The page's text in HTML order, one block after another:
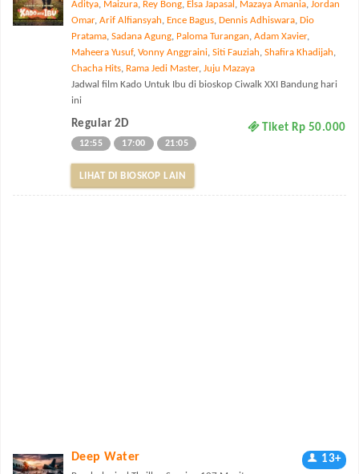
Aditya, Maizura, Rey Bong, Elsa Japasal , Mazaya Amania, Jordan
Omar, Arif Alfiansyah, Ence Bagus, Dennis Adhiswara, Dio
Pratama, Sadana Agung, Paloma Turangan, Adam Xavier,
Maheera Yusuf, Vonny Anggraini, Siti Fauziah, Shafira Khadijah,
Chacha Hits, Rama Jedi Master, Juju Mazaya
Jadwal film Kado Untuk Ibu di bioskop Ciwalk XXI Bandung hari
ini
Regular 2D Tiket Rp 50.000
12:55 17:00 21:05
LIHAT DI BIOSKOP LAIN
Deep Water 13+